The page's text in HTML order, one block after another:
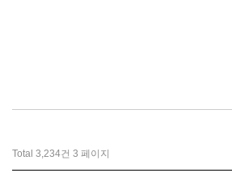
Total 3,234건 3 페이지